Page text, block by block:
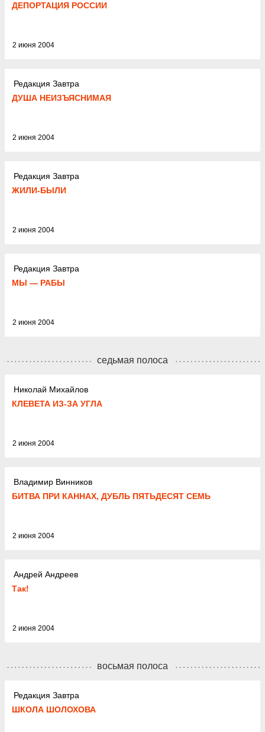
ДЕПОРТАЦИЯ РОССИИ
2 июня 2004
Редакция Завтра
ДУША НЕИЗЪЯСНИМАЯ
2 июня 2004
Редакция Завтра
ЖИЛИ-БЫЛИ
2 июня 2004
Редакция Завтра
МЫ — РАБЫ
2 июня 2004
седьмая полоса
Николай Михайлов
КЛЕВЕТА ИЗ-ЗА УГЛА
2 июня 2004
Владимир Винников
БИТВА ПРИ КАННАХ, ДУБЛЬ ПЯТЬДЕСЯТ СЕМЬ
2 июня 2004
Андрей Андреев
Так!
2 июня 2004
восьмая полоса
Редакция Завтра
ШКОЛА ШОЛОХОВА